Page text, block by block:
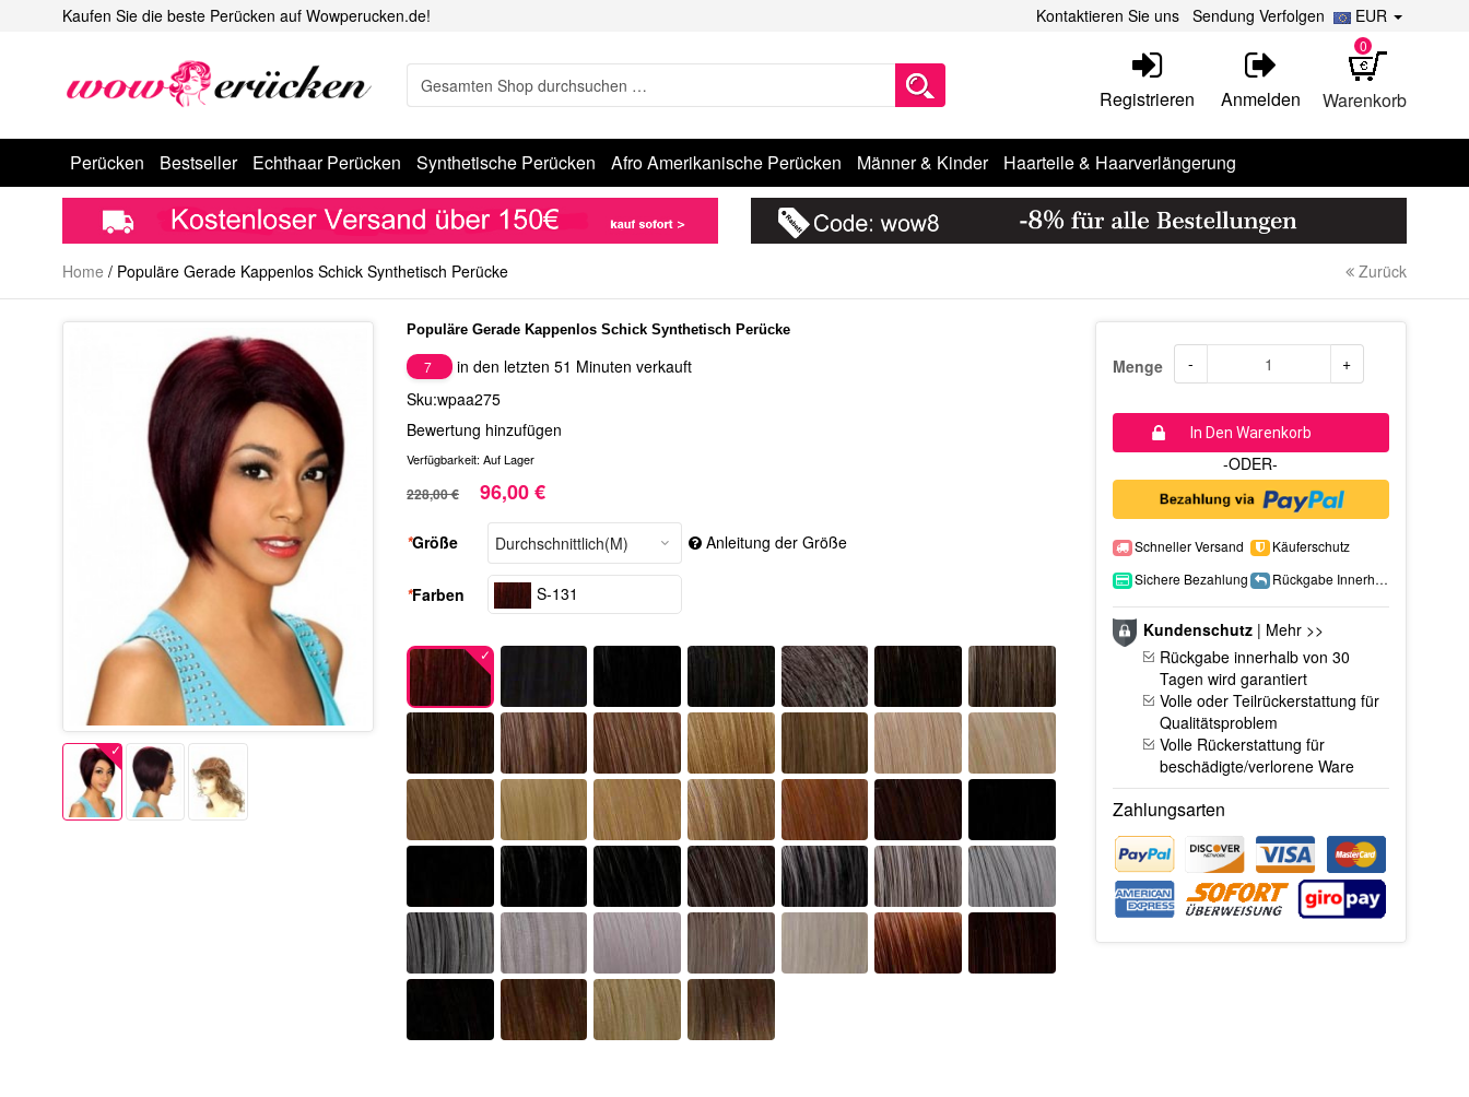
Kaufen Sie die beste Perücken auf Wowperucken.de! EUR
Kontaktieren Sie uns Sendung Verfolgen
Warenkorb
0
Registrieren Anmelden
Perücken Bestseller Echthaar Perücken Synthetische Perücken Afro Amerikanische Perücken Männer & Kinder Haarteile & Haarverlängerung
Home / Populäre Gerade Kappenlos Schick Synthetisch Perücke Zurück
Populäre Gerade Kappenlos Schick Synthetisch Perücke
7
in den letzten 51 Minuten verkauft
Sku:wpaa275
Bewertung hinzufügen
Verfügbarkeit: Auf Lager
228,00 € 96,00 €
*Größe Anleitung der Größe
*Farben S-131
Menge - +
In Den Warenkorb
-ODER-
Schneller Versand
Käuferschutz
Sichere Bezahlung
Rückgabe Innerhalb 15 Tage
Kundenschutz| Mehr >>
Rückgabe innerhalb von 30
Tagen wird garantiert
Volle oder Teilrückerstattung für
Qualitätsproblem
Volle Rückerstattung für
beschädigte/verlorene Ware
Zahlungsarten